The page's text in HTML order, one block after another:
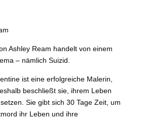
Ashley Ream handelt von einem
– nämlich Suizid.
ist eine erfolgreiche Malerin,
beschließt sie, ihrem Leben
Sie gibt sich 30 Tage Zeit, um
ihr Leben und ihre